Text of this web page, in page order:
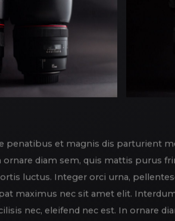
penatibus et magnis dis parturient
ornare diam sem, quis mattis purus
luctus. Integer orci urna,
maximus nec sit amet elit.
nec, eleifend nec est. In ornare